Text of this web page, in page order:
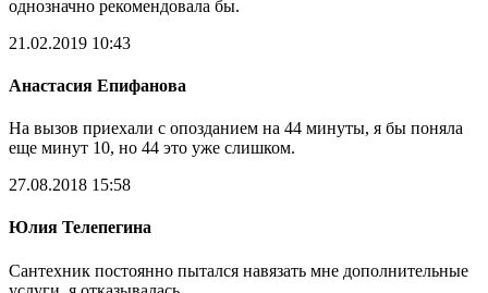
однозначно рекомендовала бы.
21.02.2019 10:43
Анастасия Епифанова
На вызов приехали с опозданием на 44 минуты, я бы поняла
еще минут 10, но 44 это уже слишком.
27.08.2018 15:58
Юлия Телепегина
Сантехник постоянно пытался навязать мне дополнительные